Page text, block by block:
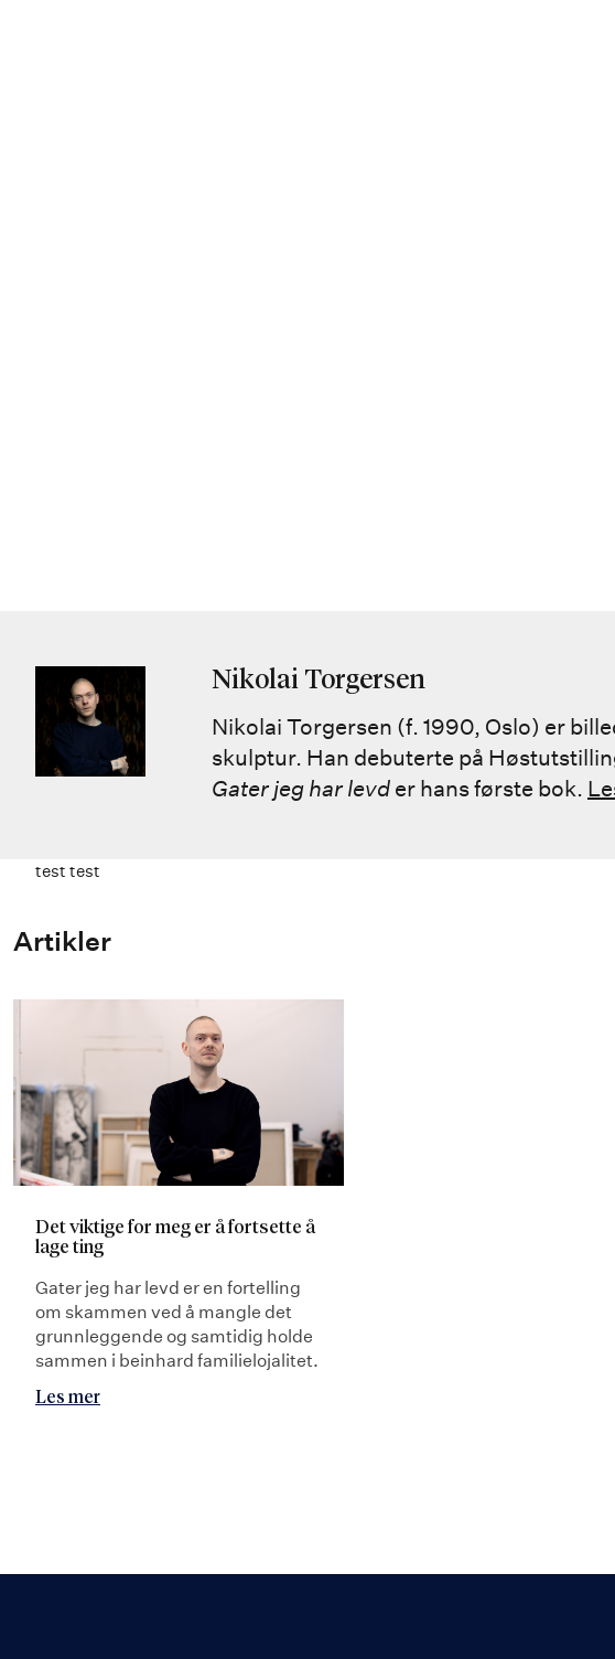
Nikolai Torgersen
Nikolai Torgersen (f. 1990, Oslo) er
skulptur. Han debuterte på
Gater jeg har levd er hans første bok.
test test
Artikler
Det viktige for meg er å fortsette å
lage ting
Gater jeg har levd er en fortelling
om skammen ved å mangle det
grunnleggende og samtidig holde
sammen i beinhard familielojalitet.
Les mer